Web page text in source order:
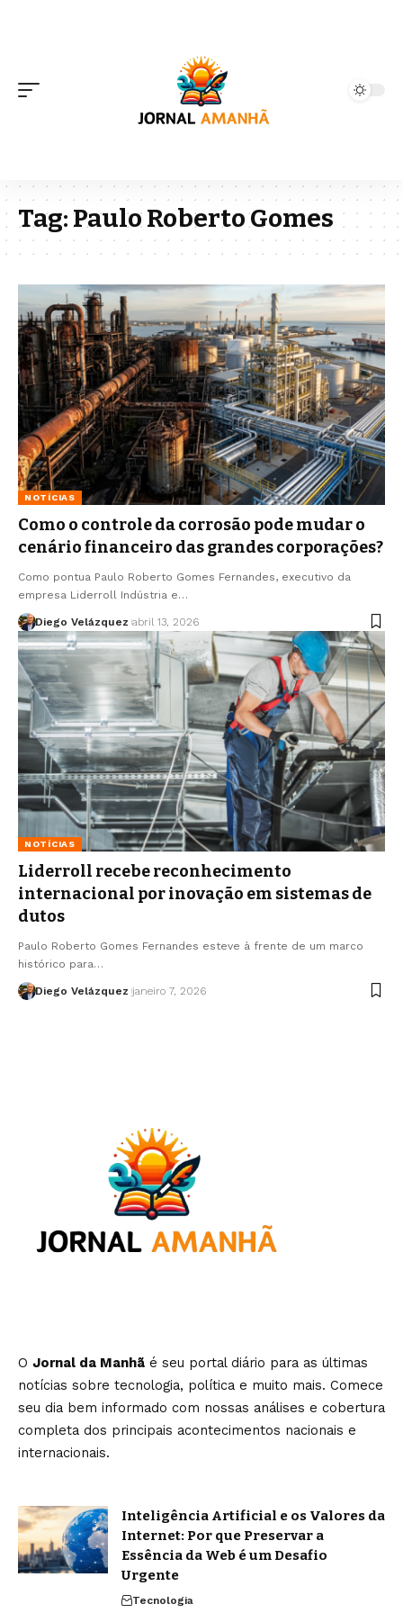
Tag:Paulo Roberto Gomes
NOTÍCIAS
Como o controle da corrosão pode mudar o
cenário financeiro das grandes corporações?
Como pontua Paulo Roberto Gomes Fernandes, executivo da
empresa Liderroll Indústria e…
Diego Velázquez abril 13, 2026
NOTÍCIAS
Liderroll recebe reconhecimento
internacional por inovação em sistemas de
dutos
Paulo Roberto Gomes Fernandes esteve à frente de um marco
histórico para…
Diego Velázquez janeiro 7, 2026
O Jornal da Manhã é seu portal diário para as últimas
notícias sobre tecnologia, política e muito mais. Comece
seu dia bem informado com nossas análises e cobertura
completa dos principais acontecimentos nacionais e
internacionais.
Inteligência Artificial e os Valores da
Internet: Por que Preservar a
Essência da Web é um Desafio
Urgente
Tecnologia